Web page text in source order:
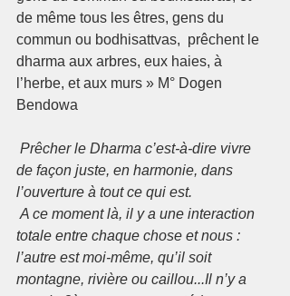
de même tous les êtres, gens du
commun ou bodhisattvas,  prêchent le
dharma aux arbres, eux haies, à
l’herbe, et aux murs » M° Dogen
Bendowa
de façon juste, en harmonie, dans
l’ouverture à tout ce qui est.
totale entre chaque chose et nous :
l’autre est moi-même, qu’il soit
montagne, rivière ou caillou...Il n’y a